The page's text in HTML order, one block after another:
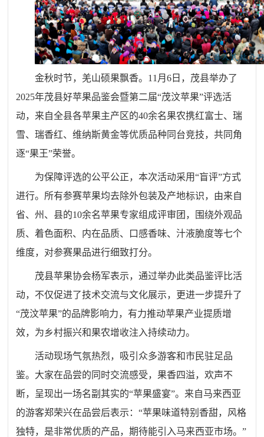
金秋时节，羌山硕果飘香。 11月6日，茂县举办了
2025年茂县好苹果品鉴会暨第二届“茂汶苹果”评选活
动，来自全县各苹果主产区的40余名果农携红富士、瑞
雪、瑞香红、维纳斯黄金等优质品种同台竞技，共同角
逐“果王”荣誉。
为保障评选的公平公正，本次活动采用“盲评”方式
进行。所有参赛苹果均去除外包装及产地标识，由来自
省、州、县的10余名苹果专家组成评审团，围绕外观品
质、着色面积、内在品质、口感香味、汁液脆度等七个
维度，对参赛果品进行细致打分。
茂县苹果协会杨军表示，通过举办此类品鉴评比活
动，不仅促进了技术交流与文化展示，更进一步提升了
“茂汶苹果”的品牌影响力，有力推动苹果产业提质增
效，为乡村振兴和果农增收注入持续动力。
活动现场气氛热烈，吸引众多游客和市民驻足品
鉴。大家在品尝的同时交流感受，果香四溢，欢声不
断，呈现出一场名副其实的“苹果盛宴”。来自马来西亚
的游客郑荣兴在品尝后表示：“苹果味道特别香甜，风格
独特，是非常优质的产品，期待能引入马来西亚市场。”